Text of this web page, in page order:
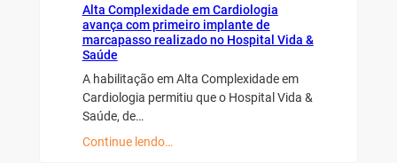
Alta Complexidade em Cardiologia
avança com primeiro implante de
marcapasso realizado no Hospital Vida &
Saúde
A habilitação em Alta Complexidade em
Cardiologia permitiu que o Hospital Vida &
Saúde, de…
Continue lendo…